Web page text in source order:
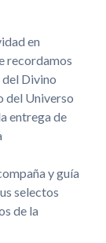
en
recordamos
Divino
del Universo
entrega de
y guía
selectos
de la